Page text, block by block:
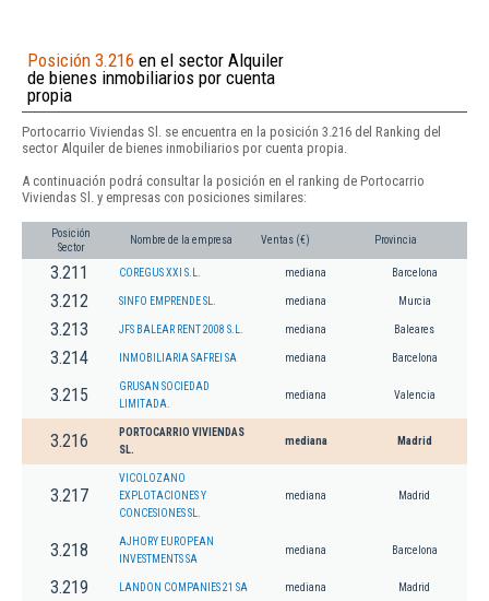
Posición 3.216 en el sector Alquiler
de bienes inmobiliarios por cuenta
propia
Portocarrio Viviendas Sl. se encuentra en la posición 3.216 del Ranking del
sector Alquiler de bienes inmobiliarios por cuenta propia.
A continuación podrá consultar la posición en el ranking de Portocarrio
Viviendas Sl. y empresas con posiciones similares:
Posición
Sector
Nombre de la empresa Ventas (€) Provincia
3.211 COREGUS XXI S.L. mediana Barcelona
3.212 SINFO EMPRENDE SL. mediana Murcia
3.213 JFS BALEAR RENT 2008 S.L. mediana Baleares
3.214 INMOBILIARIA SAFREI SA mediana Barcelona
3.215
GRUSAN SOCIEDAD
LIMITADA.
mediana Valencia
3.216
PORTOCARRIO VIVIENDAS
SL.
mediana Madrid
3.217
VICOLOZANO
EXPLOTACIONES Y
CONCESIONES SL.
mediana Madrid
3.218
AJHORY EUROPEAN
INVESTMENTS SA
mediana Barcelona
3.219 LANDON COMPANIES 21 SA mediana Madrid